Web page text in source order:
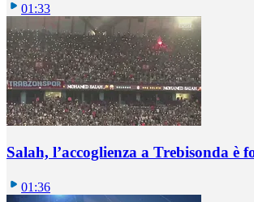
01:33
Salah, l’accoglienza a Trebisonda è
01:36